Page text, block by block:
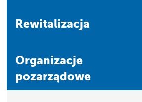
Rewitalizacja
Organizacje
pozarządowe